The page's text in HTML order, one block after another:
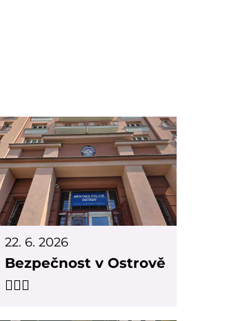
22. 6. 2026
Bezpečnost v Ostrově
👮🏻‍♀️